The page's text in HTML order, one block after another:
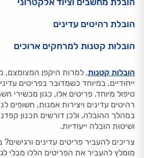
הובלת רהיטים עדינים
הובלות קטנות למרחקים ארוכים
הובלות קטנות, למרות היקפן המצומצם,
ייחודיים, במיוחד כשמדובר בפריטים
טיפול מיוחד. פריטים אלו, כגון מכשירי
רהיטים עדינים ויצירות אמנות, חשופים
במהלך ההובלה, ולכן דורשים תכנון
ושיטות הובלה ייעודיות.
צריכים להעביר פריטים עדינים
מומלץ להעביר את הפריטים הללו מבלי